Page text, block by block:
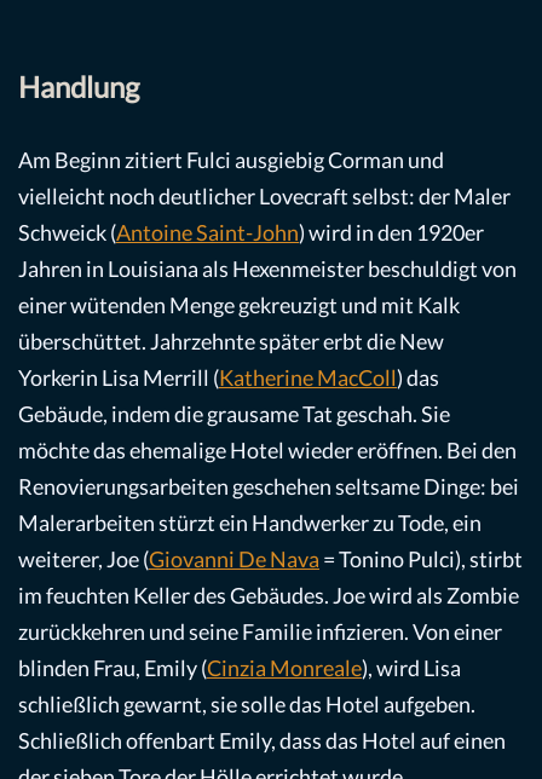
Handlung
Am Beginn zitiert Fulci ausgiebig Corman und
vielleicht noch deutlicher Lovecraft selbst: der Maler
Schweick (Antoine Saint-John) wird in den 1920er
Jahren in Louisiana als Hexenmeister beschuldigt von
einer wütenden Menge gekreuzigt und mit Kalk
überschüttet. Jahrzehnte später erbt die New
Yorkerin Lisa Merrill (Katherine MacColl) das
Gebäude, indem die grausame Tat geschah. Sie
möchte das ehemalige Hotel wieder eröffnen. Bei den
Renovierungsarbeiten geschehen seltsame Dinge: bei
Malerarbeiten stürzt ein Handwerker zu Tode, ein
weiterer, Joe (Giovanni De Nava = Tonino Pulci), stirbt
im feuchten Keller des Gebäudes. Joe wird als Zombie
zurückkehren und seine Familie infizieren. Von einer
blinden Frau, Emily (Cinzia Monreale), wird Lisa
schließlich gewarnt, sie solle das Hotel aufgeben.
Schließlich offenbart Emily, dass das Hotel auf einen